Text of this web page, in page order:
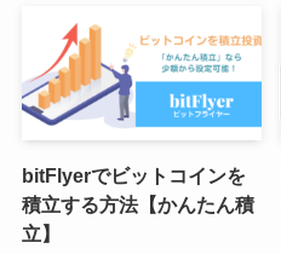
bitFlyerでビットコインを
積立する方法【かんたん積
立】